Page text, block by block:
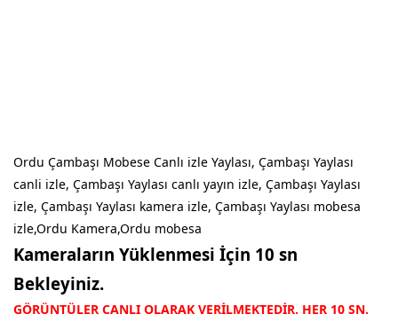
Ordu Çambaşı Mobese Canlı izle Yaylası, Çambaşı Yaylası
canli izle, Çambaşı Yaylası canlı yayın izle, Çambaşı Yaylası
izle, Çambaşı Yaylası kamera izle, Çambaşı Yaylası mobesa
izle,Ordu Kamera,Ordu mobesa
Kameraların Yüklenmesi İçin 10 sn
Bekleyiniz.
GÖRÜNTÜLER CANLI OLARAK VERİLMEKTEDİR. HER 10 SN.